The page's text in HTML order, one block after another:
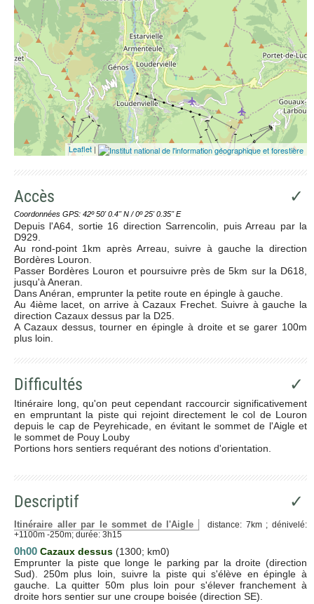
Leaflet |
Accès ✓
Coordonnées GPS: 42º 50' 0.4'' N / 0º 25' 0.35'' E
Depuis l'A64, sortie 16 direction Sarrencolin, puis Arreau par la
D929.
Au rond-point 1km après Arreau, suivre à gauche la direction
Bordères Louron.
Passer Bordères Louron et poursuivre près de 5km sur la D618,
jusqu'à Aneran.
Dans Anéran, emprunter la petite route en épingle à gauche.
Au 4ième lacet, on arrive à Cazaux Frechet. Suivre à gauche la
direction Cazaux dessus par la D25.
A Cazaux dessus, tourner en épingle à droite et se garer 100m
plus loin.
Difficultés ✓
Itinéraire long, qu'on peut cependant raccourcir significativement
en empruntant la piste qui rejoint directement le col de Louron
depuis le cap de Peyrehicade, en évitant le sommet de l'Aigle et
le sommet de Pouy Louby
Portions hors sentiers requérant des notions d'orientation.
Descriptif ✓
Itinéraire aller par le sommet de l'Aigle
distance: 7km ; dénivelé:
+1100m -250m; durée: 3h15
0h00 Cazaux dessus (1300; km0)
Emprunter la piste que longe le parking par la droite (direction
Sud). 250m plus loin, suivre la piste qui s'élève en épingle à
gauche. La quitter 50m plus loin pour s'élever franchement à
droite hors sentier sur une croupe boisée (direction SE).